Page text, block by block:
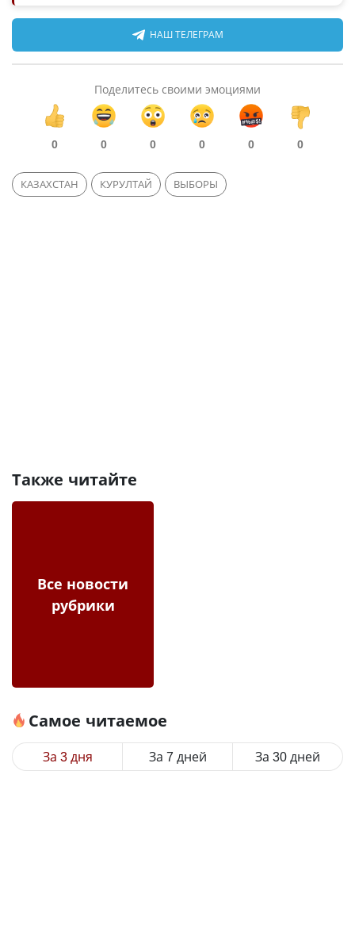
НАШ ТЕЛЕГРАМ
Поделитесь своими эмоциями
0 0 0 0 0 0
КАЗАХСТАН КУРУЛТАЙ ВЫБОРЫ
Также читайте
Все новости
рубрики
Самое читаемое
За 3 дня За 7 дней За 30 дней